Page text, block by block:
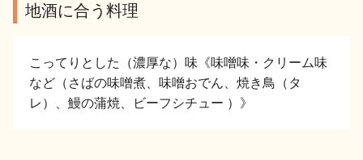
地酒蔵元会WEB展示会 地酒蔵元会利酒会
地酒に合う料理
こってりとした（濃厚な）味《味噌味・クリーム味
など（さばの味噌煮、味噌おでん、焼き鳥（タ
レ）、鰻の蒲焼、ビーフシチュー ）》